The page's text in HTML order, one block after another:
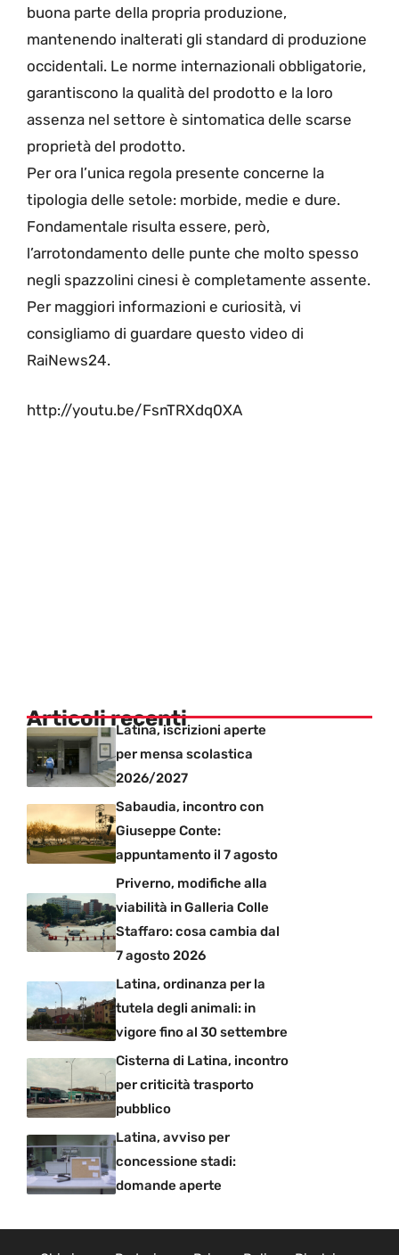
buona parte della propria produzione,
mantenendo inalterati gli standard di produzione
occidentali. Le norme internazionali obbligatorie,
garantiscono la qualità del prodotto e la loro
assenza nel settore è sintomatica delle scarse
proprietà del prodotto.
Per ora l’unica regola presente concerne la
tipologia delle setole: morbide, medie e dure.
Fondamentale risulta essere, però,
l’arrotondamento delle punte che molto spesso
negli spazzolini cinesi è completamente assente.
Per maggiori informazioni e curiosità, vi
consigliamo di guardare questo video di
RaiNews24.
http://youtu.be/FsnTRXdq0XA
Articoli recentiLatina, iscrizioni aperte
per mensa scolastica
2026/2027
Sabaudia, incontro con
Giuseppe Conte:
appuntamento il 7 agosto
Priverno, modifiche alla
viabilità in Galleria Colle
Staffaro: cosa cambia dal
7 agosto 2026
Latina, ordinanza per la
tutela degli animali: in
vigore fino al 30 settembre
Cisterna di Latina, incontro
per criticità trasporto
pubblico
Latina, avviso per
concessione stadi:
domande aperte